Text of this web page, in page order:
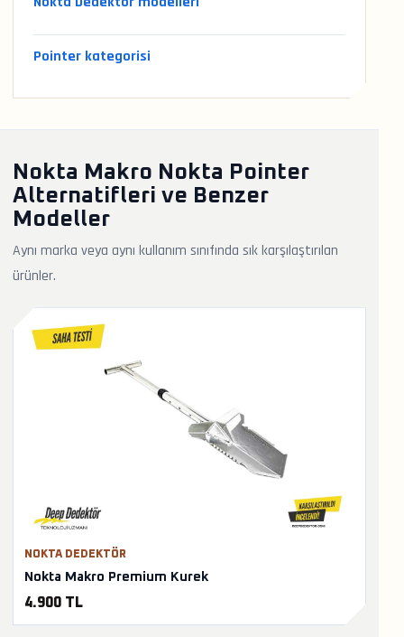
Pointer kategorisi
Nokta Makro Nokta Pointer
Alternatifleri ve Benzer
Modeller
Aynı marka veya aynı kullanım sınıfında sık karşılaştırılan
ürünler.
NOKTA DEDEKTÖR
Nokta Makro Premium Kurek
4.900 TL